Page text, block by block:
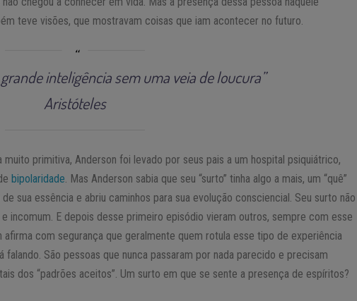
teve visões, que mostravam coisas que iam acontecer no futuro.
inteligência sem uma veia de loucura”
Aristóteles
primitiva, Anderson foi levado por seus pais a um hospital psiquiátrico,
bipolaridade. Mas Anderson sabia que seu “surto” tinha algo a mais, um “quê”
sua essência e abriu caminhos para sua evolução consciencial. Seu surto não
incomum. E depois desse primeiro episódio vieram outros, sempre com esse
com segurança que geralmente quem rotula esse tipo de experiência
São pessoas que nunca passaram por nada parecido e precisam
dos “padrões aceitos”. Um surto em que se sente a presença de espíritos?